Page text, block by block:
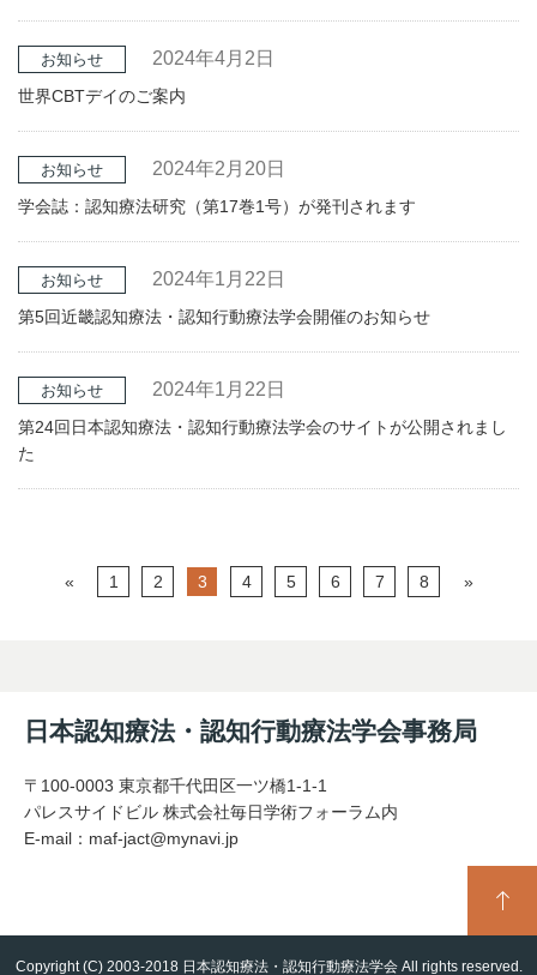
お知らせ 2024年4月2日
世界CBTデイのご案内
お知らせ 2024年2月20日
学会誌：認知療法研究（第17巻1号）が発刊されます
お知らせ 2024年1月22日
第5回近畿認知療法・認知行動療法学会開催のお知らせ
お知らせ 2024年1月22日
第24回日本認知療法・認知行動療法学会のサイトが公開されまし
た
« 1 2 3 4 5 6 7 8 »
日本認知療法・認知行動療法学会事務局
〒100-0003 東京都千代田区一ツ橋1-1-1
パレスサイドビル 株式会社毎日学術フォーラム内
E-mail： maf-jact@mynavi.jp
Copyright (C) 2003-2018 日本認知療法・認知行動療法学会 All rights reserved.